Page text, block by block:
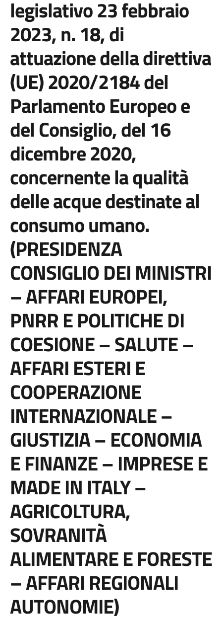
legislativo 23 febbraio
2023, n. 18, di
attuazione della direttiva
(UE) 2020/2184 del
Parlamento Europeo e
del Consiglio, del 16
dicembre 2020,
concernente la qualità
delle acque destinate al
consumo umano.
(PRESIDENZA
CONSIGLIO DEI MINISTRI
– AFFARI EUROPEI,
PNRR E POLITICHE DI
COESIONE – SALUTE –
AFFARI ESTERI E
COOPERAZIONE
INTERNAZIONALE –
GIUSTIZIA – ECONOMIA
E FINANZE – IMPRESE E
MADE IN ITALY –
AGRICOLTURA,
SOVRANITÀ
ALIMENTARE E FORESTE
– AFFARI REGIONALI
AUTONOMIE)